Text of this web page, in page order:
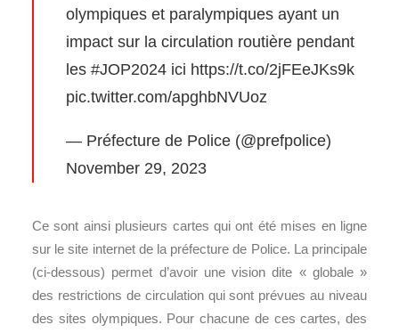
olympiques et paralympiques ayant un
impact sur la circulation routière pendant
les #JOP2024 ici https://t.co/2jFEeJKs9k
pic.twitter.com/apghbNVUoz
— Préfecture de Police (@prefpolice)
November 29, 2023
Ce sont ainsi plusieurs cartes qui ont été mises en ligne
sur le site internet de la préfecture de Police. La principale
(ci-dessous) permet d’avoir une vision dite « globale »
des restrictions de circulation qui sont prévues au niveau
des sites olympiques. Pour chacune de ces cartes, des